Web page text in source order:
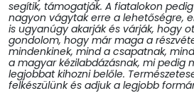
segítik, támogatják. A fiatalokon
nagyon vágytak erre a lehetőségre,
is ugyanúgy akarják és várják, hogy
gondolom, hogy már maga a
mindenkinek, mind a csapatnak,
a magyar kézilabdázásnak, mi pedig
legjobbat kihozni belőle.
felkészülünk és adjuk a legjobb